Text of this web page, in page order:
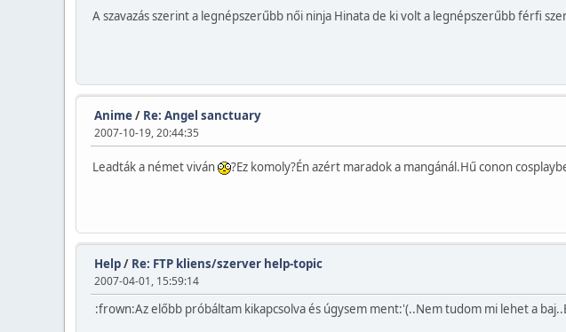
A szavazás szerint a legnépszerűbb női ninja Hinata de ki volt a legnépszerűbb férfi
Anime/ Re: Angel sanctuary
2007-10-19, 20:44:35
Leadták a német viván ?Ez komoly?Én azért maradok a mangánál.Hű conon
Help/ Re: FTP kliens/szerver help-topic
2007-04-01, 15:59:14
:frown:Az előbb próbáltam kikapcsolva és úgysem ment:'(..Nem tudom mi lehet a